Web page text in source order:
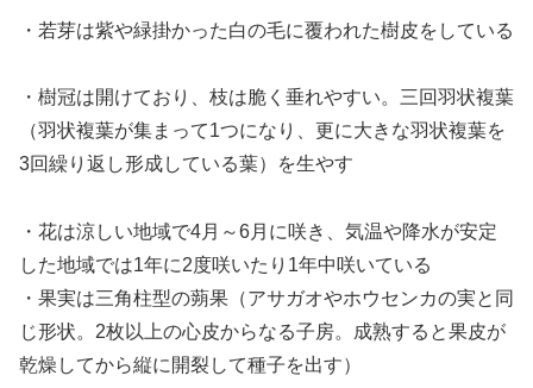
・若芽は紫や緑掛かった白の毛に覆われた樹皮をしている
・樹冠は開けており、枝は脆く垂れやすい。三回羽状複葉
（羽状複葉が集まって1つになり、更に大きな羽状複葉を
3回繰り返し形成している葉）を生やす
・花は涼しい地域で4月～6月に咲き、気温や降水が安定
した地域では1年に2度咲いたり1年中咲いている
・果実は三角柱型の蒴果（アサガオやホウセンカの実と同
じ形状。2枚以上の心皮からなる子房。成熟すると果皮が
乾燥してから縦に開裂して種子を出す）